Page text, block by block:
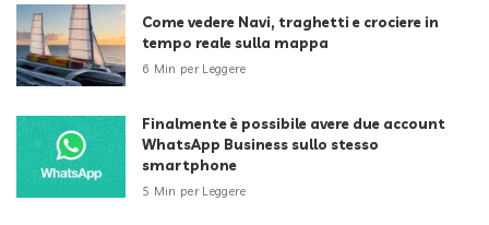
Come vedere Navi, traghetti e crociere in
tempo reale sulla mappa
6 Min per Leggere
Finalmente è possibile avere due account
WhatsApp Business sullo stesso
smartphone
5 Min per Leggere